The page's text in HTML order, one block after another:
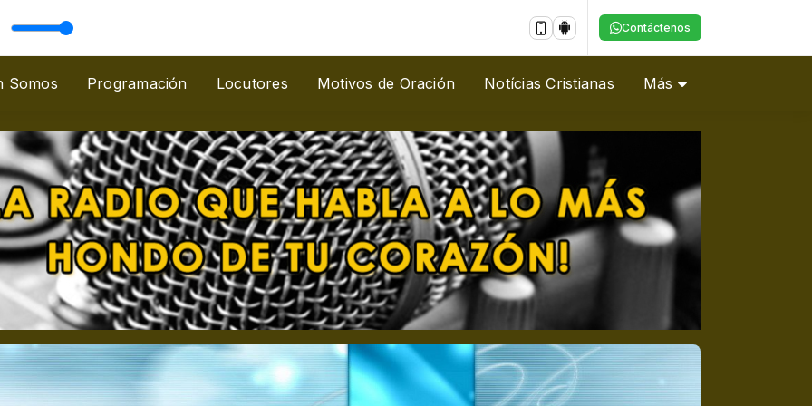
Sagrada
Contáctenos
Somos Programación Locutores Motivos de Oración Notícias Cristianas Más